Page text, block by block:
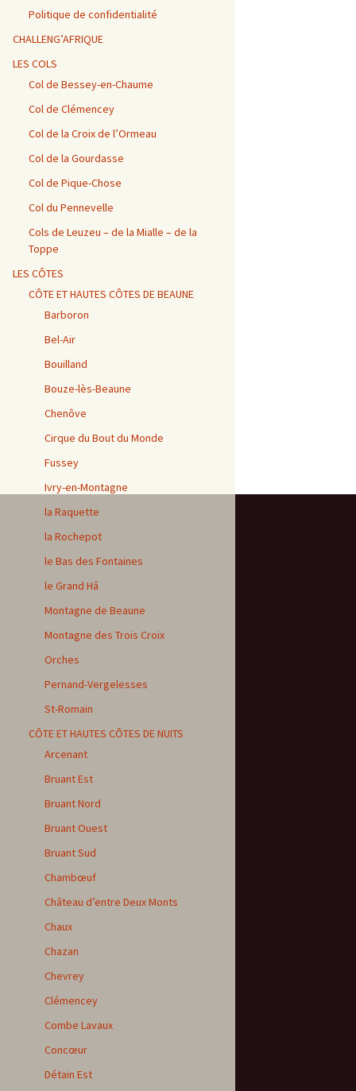
la Côte et de la Sclucht,
Hohneck, cols de
Bramont et de Grosse
Pierre
Burotte, de Lauvy et des
de la Sambuy
Barillette + Col de la
Combe Blanche
Plan
Alpes – Maurienne /
Collet de la Madeleine et
Gourniers
Alpes / Embrun – Col
Agnel
d’Izoard
Montmerlet
Alpes Chambéry / Relais
du Mont du Chat et Col
Alpes Chambéry / Cols du
Prés
Pragondran
Politique de confidentialité
CHALLENG’AFRIQUE
LES COLS
Col de Bessey-en-Chaume
Col de Clémencey
Col de la Croix de l’Ormeau
Col de la Gourdasse
Col de Pique-Chose
Col du Pennevelle
Cols de Leuzeu – de la Mialle – de la
Toppe
LES CÔTES
CÔTE ET HAUTES CÔTES DE BEAUNE
Barboron
Bel-Air
Bouilland
Bouze-lès-Beaune
Chenôve
Cirque du Bout du Monde
Fussey
Ivry-en-Montagne
la Raquette
la Rochepot
le Bas des Fontaines
le Grand Hâ
Montagne de Beaune
Montagne des Trois Croix
Orches
Pernand-Vergelesses
St-Romain
CÔTE ET HAUTES CÔTES DE NUITS
Arcenant
Bruant Est
Bruant Nord
Bruant Ouest
Bruant Sud
Chambœuf
Château d’entre Deux Monts
Chaux
Chazan
Chevrey
Clémencey
Combe Lavaux
Concœur
Détain Est